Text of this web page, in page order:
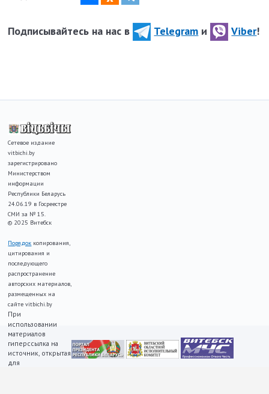
Подписывайтесь на нас в Telegram и Viber!
Сетевое издание
vitbichi.by
зарегистрировано
Министерством
информации
Республики Беларусь
24.06.19 в Госреестре
СМИ за № 15.
© 2025 Витебск
Порядок копирования,
цитирования и
последующего
распространение
авторских материалов,
размещенных на
сайте vitbichi.by
При
использовании
материалов
гиперссылка на
источник, открытая
для